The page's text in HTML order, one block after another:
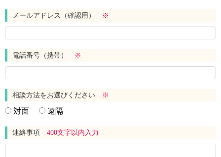
メールアドレス（確認用） ※
電話番号（携帯） ※
相談方法をお選びください ※
対面 遠隔
連絡事項 400文字以内入力